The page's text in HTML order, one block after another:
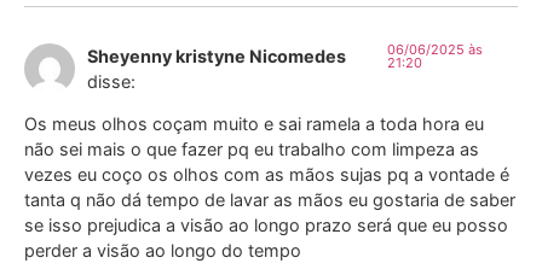
Sheyenny kristyne Nicomedes
disse:
06/06/2025 às
21:20
Os meus olhos coçam muito e sai ramela a toda hora eu
não sei mais o que fazer pq eu trabalho com limpeza as
vezes eu coço os olhos com as mãos sujas pq a vontade é
tanta q não dá tempo de lavar as mãos eu gostaria de saber
se isso prejudica a visão ao longo prazo será que eu posso
perder a visão ao longo do tempo